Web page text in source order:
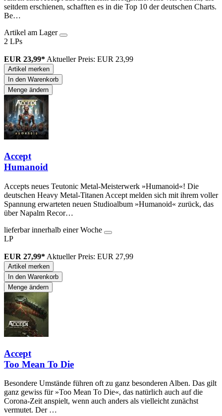
seitdem erschienen, schafften es in die Top 10 der deutschen Charts.
Be…
Artikel am Lager
2 LPs
EUR 23,99* Aktueller Preis: EUR 23,99
Artikel merken
In den Warenkorb
Menge ändern
Accept
Humanoid
Accepts neues Teutonic Metal-Meisterwerk »Humanoid«! Die
deutschen Heavy Metal-Titanen Accept melden sich mit ihrem voller
Spannung erwarteten neuen Studioalbum »Humanoid« zurück, das
über Napalm Recor…
lieferbar innerhalb einer Woche
LP
EUR 27,99* Aktueller Preis: EUR 27,99
Artikel merken
In den Warenkorb
Menge ändern
Accept
Too Mean To Die
Besondere Umstände führen oft zu ganz besonderen Alben. Das gilt
ganz gewiss für »Too Mean To Die«, das natürlich auch auf die
Corona-Zeit anspielt, wenn auch anders als vielleicht zunächst
vermutet. Der …